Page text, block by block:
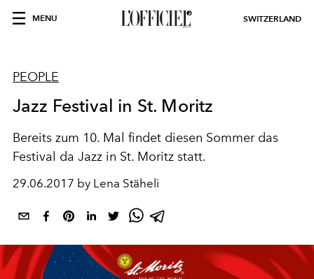
MENU SWITZERLAND
PEOPLE
Jazz Festival in St. Moritz
Bereits zum 10. Mal findet diesen Sommer das
Festival da Jazz in St. Moritz statt.
29.06.2017 by Lena Stäheli